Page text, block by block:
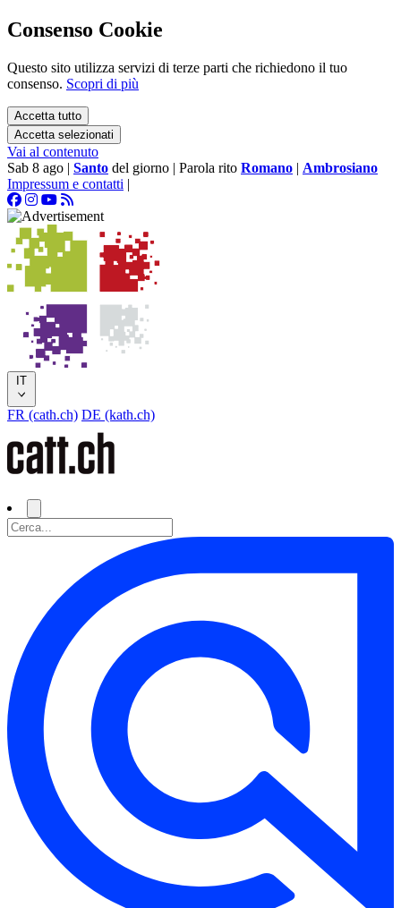
Consenso Cookie
Questo sito utilizza servizi di terze parti che richiedono il tuo
consenso. Scopri di più
Accetta tutto
Accetta selezionati
Vai al contenuto
Sab 8 ago | Santo del giorno | Parola rito Romano | Ambrosiano
Impressum e contatti |
IT
FR (cath.ch) DE (kath.ch)